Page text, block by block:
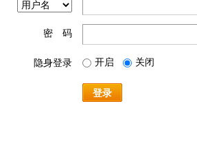
密 码
隐身登录 开启 关闭
登录